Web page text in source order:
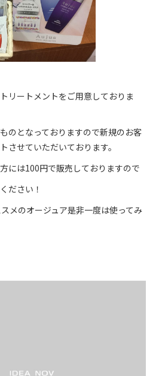
リートメントをご用意しておりま
のとなっておりますので新規のお客
させていただいております。
には100円で販売しておりますので
ださい！
メのオージュア是非一度は使ってみ